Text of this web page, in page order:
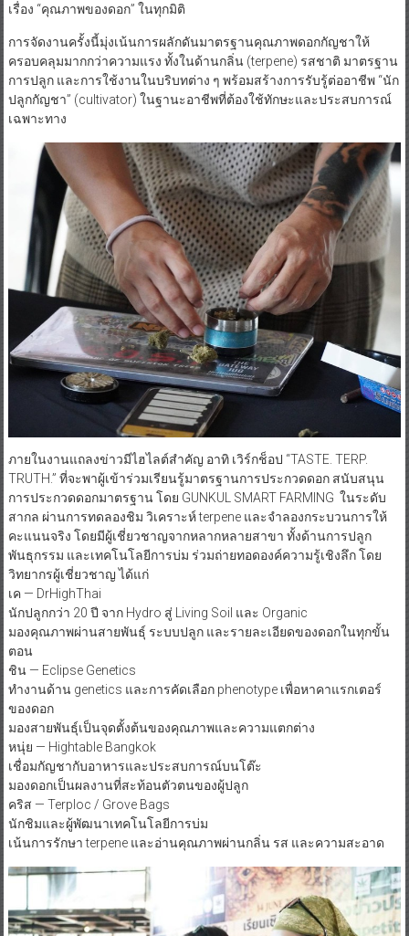
หลายภาคส่วนได้ร่วมแลกเปลี่ยนองค์ความรู้ และยกระดับความเข้าใจ
การจัดงานครั้งนี้มุ่งเน้นการผลักดันมาตรฐานคุณภาพดอกกัญชาให้
ครอบคลุมมากกว่าความแรง ทั้งในด้านกลิ่น (terpene) รสชาติ มาตรฐาน
การปลูก และการใช้งานในบริบทต่าง ๆ พร้อมสร้างการรับรู้ต่ออาชีพ “นัก
ปลูกกัญชา” (cultivator) ในฐานะอาชีพที่ต้องใช้ทักษะและประสบการณ์
ภายในงานแถลงข่าวมีไฮไลต์สำคัญ อาทิ เวิร์กช็อป “TASTE. TERP.
TRUTH.” ที่จะพาผู้เข้าร่วมเรียนรู้มาตรฐานการประกวดดอก​ สนับสนุน
การประกวดดอกมาตรฐาน​ โดย​ GUNKUL SMART FARMING ​ ในระดับ
สากล ผ่านการทดลองชิม วิเคราะห์ terpene และจำลองกระบวนการให้
คะแนนจริง โดยมีผู้เชี่ยวชาญจากหลากหลายสาขา ทั้งด้านการปลูก
พันธุกรรม และเทคโนโลยีการบ่ม ร่วมถ่ายทอดองค์ความรู้เชิงลึก​ โดย
วิทยากรผู้เชี่ยวชาญ​ ได้แก่
เค — DrHighThai
นักปลูกกว่า 20 ปี จาก Hydro สู่ Living Soil และ Organic
มองคุณภาพผ่านสายพันธุ์ ระบบปลูก และรายละเอียดของดอกในทุกขั้น
ตอน
ชิน — Eclipse Genetics
ทำงานด้าน genetics และการคัดเลือก phenotype เพื่อหาคาแรกเตอร์
ของดอก
มองสายพันธุ์เป็นจุดตั้งต้นของคุณภาพและความแตกต่าง
หนุ่ย — Hightable Bangkok
เชื่อมกัญชากับอาหารและประสบการณ์บนโต๊ะ
มองดอกเป็นผลงานที่สะท้อนตัวตนของผู้ปลูก
คริส — Terploc / Grove Bags
นักชิมและผู้พัฒนาเทคโนโลยีการบ่ม